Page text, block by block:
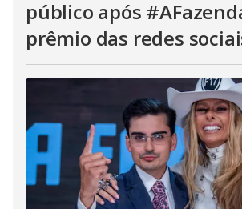
público após
prêmio das redes